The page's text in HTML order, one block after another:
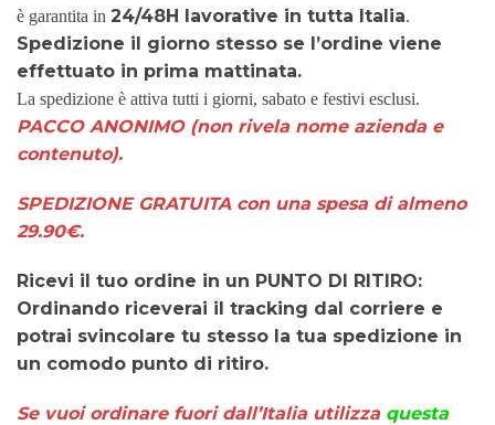
è garantita in 24/48H lavorative in tutta Italia.
Spedizione il giorno stesso se l’ordine viene
effettuato in prima mattinata.
La spedizione è attiva tutti i giorni, sabato e festivi esclusi.
PACCO ANONIMO (non rivela nome azienda e
contenuto).
SPEDIZIONE GRATUITA con una spesa di almeno
29.90€.
Ricevi il tuo ordine in un PUNTO DI RITIRO:
Ordinando riceverai il tracking dal corriere e
potrai svincolare tu stesso la tua spedizione in
un comodo punto di ritiro.
Se vuoi ordinare fuori dall’Italia utilizza questa